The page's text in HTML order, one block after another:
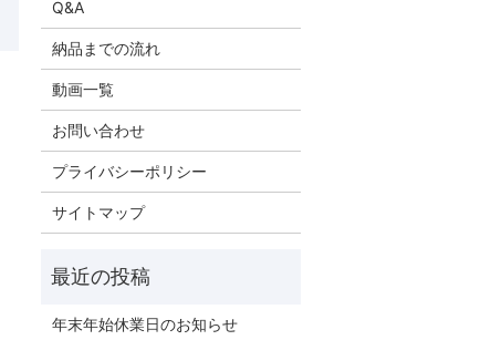
Q&A
納品までの流れ
動画一覧
お問い合わせ
プライバシーポリシー
サイトマップ
年末年始休業日のお知らせ